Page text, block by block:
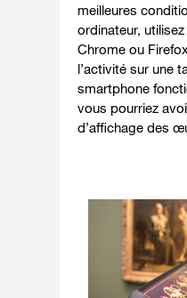
meilleures
ordinateur,
Chrome ou
l’activité sur une
smartphone
vous pourriez
d’affichage des